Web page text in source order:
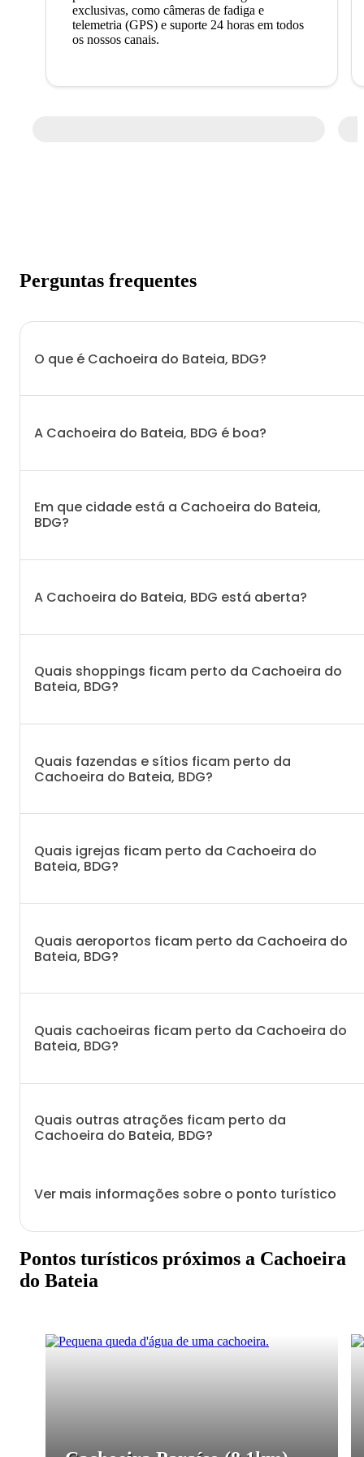
exclusivas, como câmeras de fadiga e
telemetria (GPS) e suporte 24 horas em todos
os nossos canais.
Perguntas frequentes
O que é Cachoeira do Bateia, BDG?
A Cachoeira do Bateia, BDG é boa?
Em que cidade está a Cachoeira do Bateia,
BDG?
A Cachoeira do Bateia, BDG está aberta?
Quais shoppings ficam perto da Cachoeira do
Bateia, BDG?
Quais fazendas e sítios ficam perto da
Cachoeira do Bateia, BDG?
Quais igrejas ficam perto da Cachoeira do
Bateia, BDG?
Quais aeroportos ficam perto da Cachoeira do
Bateia, BDG?
Quais cachoeiras ficam perto da Cachoeira do
Bateia, BDG?
Quais outras atrações ficam perto da
Cachoeira do Bateia, BDG?
Ver mais informações sobre o ponto turístico
Pontos turísticos próximos a Cachoeira
do Bateia